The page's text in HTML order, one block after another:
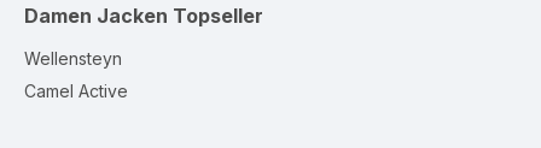
Damen Jacken Topseller
Wellensteyn
Camel Active